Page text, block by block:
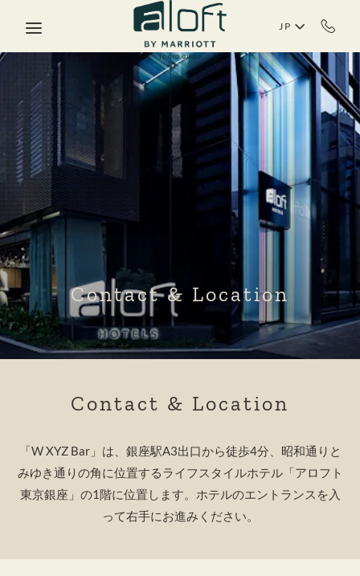
JP
Contact & Location
Contact & Location
「W XYZ Bar」は、銀座駅A3出口から徒歩4分、昭和通りと
みゆき通りの角に位置するライフスタイルホテル「アロフト
東京銀座」の1階に位置します。ホテルのエントランスを入
って右手にお進みください。